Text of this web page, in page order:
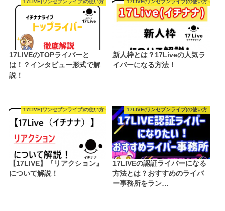
17LIVE(ワンセブンライブ)の使い方
17LIVEのTOPライバーと
は！？インタビュー形式で解
説！
17LIVE(ワンセブンライブ)の使い方
新人枠とは？17Liveの人気ラ
イバーになる方法！
17LIVE(ワンセブンライブ)の使い方
【17LIVE】『リアクション』
について解説！
17LIVE(ワンセブンライブ)の使い方
17LIVEの認証ライバーになる
方法とは？おすすめのライバ
ー事務所をラン…